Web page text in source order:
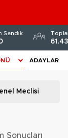
Sandık
ADAYLAR
Meclisi
Sonuçları